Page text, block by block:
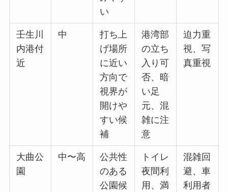
い
壬生川
内港付
近
中
打ち上
げ場所
に近い
方向で
視界が
開けや
すい候
補
港湾部
の立ち
入り可
否、暗
い足
元、混
雑に注
意
迫力重
視、写
真重視
大曲公
園
中〜高
公共性
のある
公園候
トイレ
夜間利
用、満
混雑回
避、車
利用者